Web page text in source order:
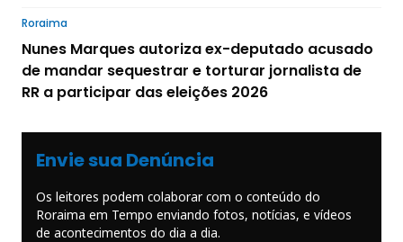
Roraima
Nunes Marques autoriza ex-deputado acusado
de mandar sequestrar e torturar jornalista de
RR a participar das eleições 2026
Envie sua Denúncia
Os leitores podem colaborar com o conteúdo do
Roraima em Tempo enviando fotos, notícias, e vídeos
de acontecimentos do dia a dia.